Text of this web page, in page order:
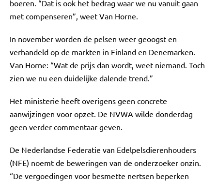
boeren. “Dat is ook het bedrag waar we nu vanuit gaan
met compenseren”, weet Van Horne.
In november worden de pelsen weer geoogst en
verhandeld op de markten in Finland en Denemarken.
Van Horne: “Wat de prijs dan wordt, weet niemand. Toch
zien we nu een duidelijke dalende trend.”
Het ministerie heeft overigens geen concrete
aanwijzingen voor opzet. De NVWA wilde donderdag
geen verder commentaar geven.
De Nederlandse Federatie van Edelpelsdierenhouders
(NFE) noemt de beweringen van de onderzoeker onzin.
“De vergoedingen voor besmette nertsen beperken